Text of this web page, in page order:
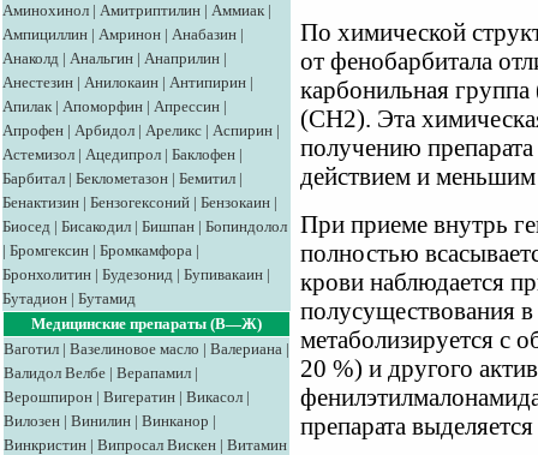
Аминохинол | Амитриптилин | Аммиак |
Ампициллин | Амринон | Анабазин |
Анаколд | Анальгин | Анаприлин |
Анестезин | Анилокаин | Антипирин |
Апилак | Апоморфин | Апрессин |
Апрофен | Арбидол | Ареликс | Аспирин |
Астемизол | Ацедипрол | Баклофен |
Барбитал | Беклометазон | Бемитил |
Бенактизин | Бензогексоний | Бензокаин |
Биосед | Бисакодил | Бишпан | Бопиндолол
| Бромгексин | Бромкамфора |
Бронхолитин | Будезонид | Бупивакаин |
Бутадион | Бутамид
Медицинские препараты (В—Ж)
Ваготил | Вазелиновое масло | Валериана |
Валидол Велбе | Верапамил |
Верошпирон | Вигератин | Викасол |
Вилозен | Винилин | Винканор |
Винкристин | Випросал Вискен | Витамин
По химической
от фенобарбитала
карбонильная
(СН2). Эта
получению
действием и
При приеме внутрь
полностью
крови наблюдается
полусуществования в
метаболизируется с
20 %) и другого
препарата